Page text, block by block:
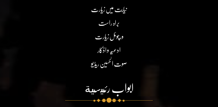
نیابت میں زیارت
براہ راست
ورچوئل زیارت
ادعیہ و اذکار
صوت الحسین ریڈیو
ابواب رئيسية